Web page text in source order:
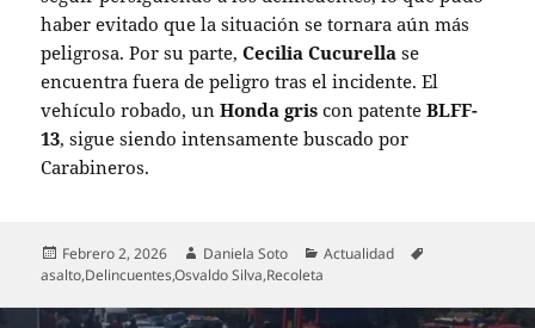
haber evitado que la situación se tornara aún más
peligrosa. Por su parte,Cecilia Cucurella se
encuentra fuera de peligro tras el incidente. El
vehículo robado, unHonda gris con patenteBLFF-
13, sigue siendo intensamente buscado por
Carabineros.
Publicado
el
Febrero 2, 2026 Autor
Daniela Soto Categorías
Actualidad
asalto,Delincuentes,Osvaldo Silva,Recoleta
Navegación